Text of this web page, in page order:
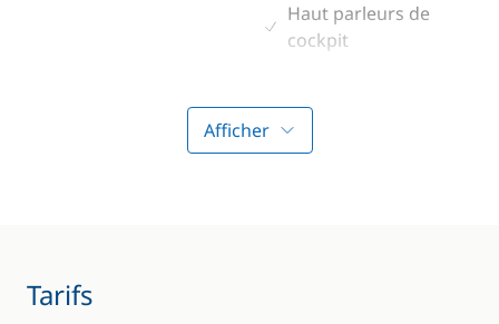
Haut parleurs de
cockpit
Divers
Afficher
Tarifs